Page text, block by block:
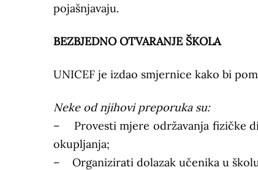
pojašnjavaju.
BEZBJEDNO OTVARANJE ŠKOLA
UNICEF je izdao smjernice kako bi
Neke od njihovi preporuka su:
– Provesti mjere održavanja fizičke
okupljanja;
– Organizirati dolazak učenika u